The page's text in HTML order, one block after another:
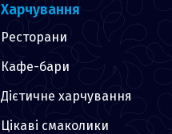
Харчування
Ресторани
Кафе-бари
Дієтичне харчування
Цікаві смаколики